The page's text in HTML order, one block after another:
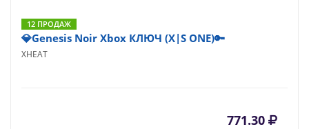
12 ПРОДАЖ
💎Genesis Noir Xbox КЛЮЧ (X|S ONE)🔑
XHEAT
771.30